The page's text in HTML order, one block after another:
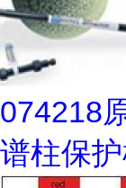
074218
谱柱保